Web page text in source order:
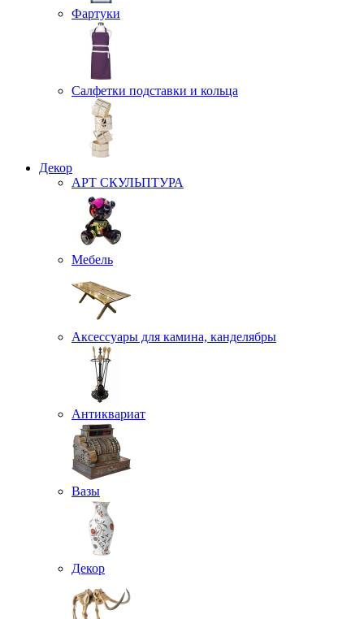
Фартуки
Салфетки подставки и кольца
Декор
АРТ СКУЛЬПТУРА
Мебель
Аксессуары для камина, канделябры
Антиквариат
Вазы
Декор